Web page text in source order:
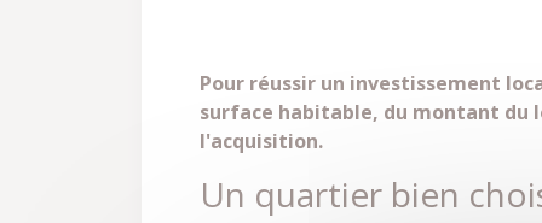
Pour réussir un investissement
surface habitable, du montant du
l'acquisition.
Un quartier bien